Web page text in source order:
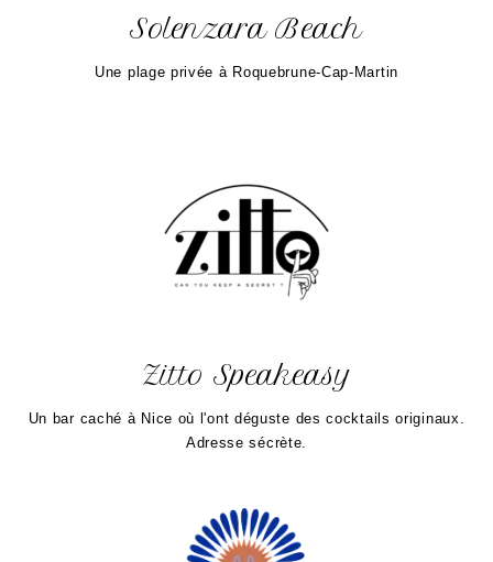
Solenzara Beach
Une plage privée à Roquebrune-Cap-Martin
Zitto Speakeasy
Un bar caché à Nice où l'ont déguste des cocktails originaux.
Adresse sécrète.